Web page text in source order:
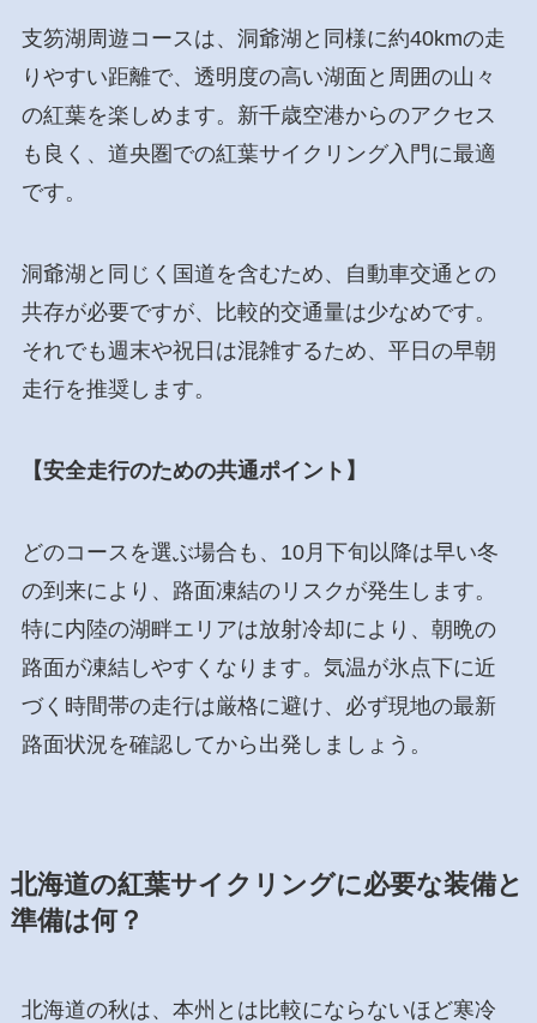
支笏湖周遊コースは、洞爺湖と同様に約40kmの走
りやすい距離で、透明度の高い湖面と周囲の山々
の紅葉を楽しめます。新千歳空港からのアクセス
も良く、道央圏での紅葉サイクリング入門に最適
です。
洞爺湖と同じく国道を含むため、自動車交通との
共存が必要ですが、比較的交通量は少なめです。
それでも週末や祝日は混雑するため、平日の早朝
走行を推奨します。
【安全走行のための共通ポイント】
どのコースを選ぶ場合も、10月下旬以降は早い冬
の到来により、路面凍結のリスクが発生します。
特に内陸の湖畔エリアは放射冷却により、朝晩の
路面が凍結しやすくなります。気温が氷点下に近
づく時間帯の走行は厳格に避け、必ず現地の最新
路面状況を確認してから出発しましょう。
北海道の紅葉サイクリングに必要な装備と
準備は何？
北海道の秋は、本州とは比較にならないほど寒冷